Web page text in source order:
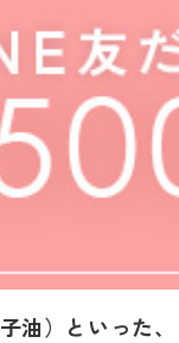
油）といった